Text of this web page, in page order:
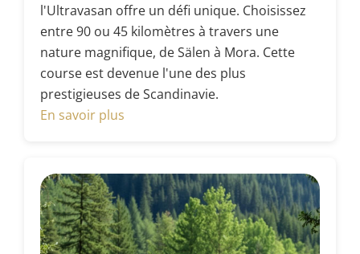
l'Ultravasan offre un défi unique. Choisissez
entre 90 ou 45 kilomètres à travers une
nature magnifique, de Sälen à Mora. Cette
course est devenue l'une des plus
prestigieuses de Scandinavie.
En savoir plus